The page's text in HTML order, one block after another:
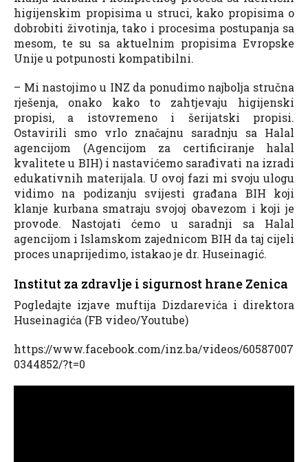
higijenskim propisima u struci, kako propisima o
dobrobiti životinja, tako i procesima postupanja sa
mesom, te su sa aktuelnim propisima Evropske
Unije u potpunosti kompatibilni.
– Mi nastojimo u INZ da ponudimo najbolja stručna
rješenja, onako kako to zahtjevaju higijenski
propisi, a istovremeno i šerijatski propisi.
Ostavirili smo vrlo značajnu saradnju sa Halal
agencijom (Agencijom za certificiranje halal
kvalitete u BIH) i nastavićemo sarađivati na izradi
edukativnih materijala. U ovoj fazi mi svoju ulogu
vidimo na podizanju svijesti građana BIH koji
klanje kurbana smatraju svojoj obavezom i koji je
provode. Nastojati ćemo u saradnji sa Halal
agencijom i Islamskom zajednicom BIH da taj cijeli
proces unaprijedimo, istakao je dr. Huseinagić.
Institut za zdravlje i sigurnost hrane Zenica
Pogledajte izjave muftija Dizdarevića i direktora
Huseinagića (FB video/Youtube)
https://www.facebook.com/inz.ba/videos/60587007
0344852/?t=0